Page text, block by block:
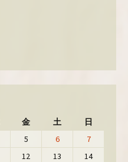
金 土 日
5 6
7
12 13
14